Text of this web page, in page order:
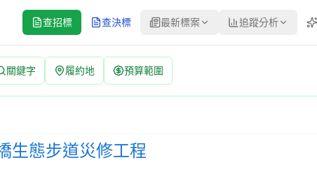
查招標 查決標 最新標案 追蹤分析
關鍵字 履約地 預算範圍
程 招標公告 | 案號：11505497 | 公開招標 公告
：公開招標 | 決標方式：最低標 | 資料來源：台灣政府電子
生態步道災修工程